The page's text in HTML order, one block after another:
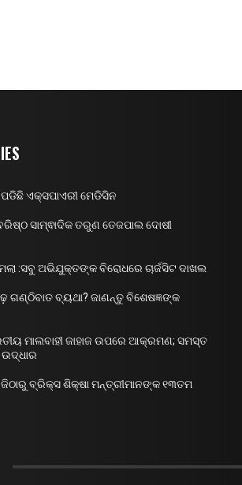
ଏକ୍ସପାଏରୀ ମେଡିସିନ
ସାମ୍ଵାଦିକ ତରୁଣ ତେଜପାଲ ଦୋଷୀ
:ସବୁ ଅଭିଯୁକ୍ତଙ୍କ ବିରୋଧରେ ଚାର୍ଜସିଟ ଦାଖଲ
ଗଣ୍ଠିବାତ ବ୍ୟଥା? ଜାଣନ୍ତୁ ବିଶେଷଜ୍ଞଙ୍କ
ମାଲବାହୀ ଜାହାଜ ଉପରେ ଆକ୍ରମଣ; ସମସ୍ତ
ବ୍ରିକ୍ସ ଶିକ୍ଷା ମନ୍ତ୍ରୀମାନଙ୍କ ୧୩ତମ